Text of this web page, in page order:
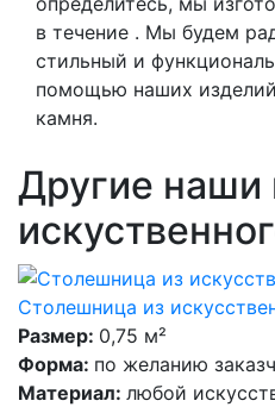
в течение . Мы будем
стильный и
помощью наших изделий
камня.
Другие наши
Столешница из
Размер: 0,75 м²
Форма: по желанию
Материал: любой